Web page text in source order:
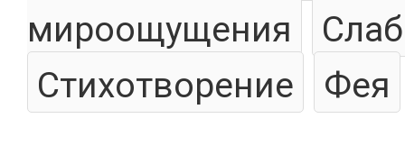
мироощущения
Стихотворение
Фея